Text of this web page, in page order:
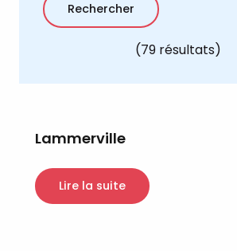
(79 résultats)
Lammerville
Lire la suite